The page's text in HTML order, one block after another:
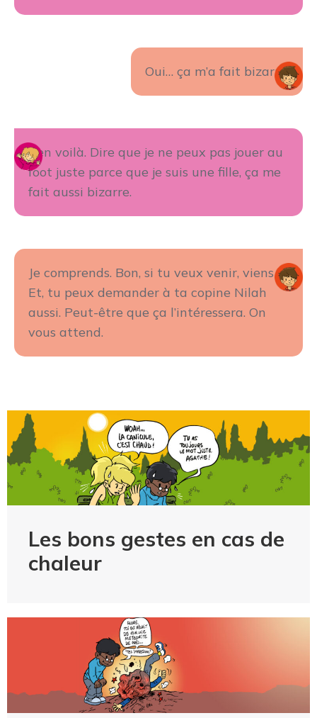
Oui… ça m’a fait bizarre.
Ben voilà. Dire que je ne peux pas jouer au
foot juste parce que je suis une fille, ça me
fait aussi bizarre.
Je comprends. Bon, si tu veux venir, viens !
Et, tu peux demander à ta copine Nilah
aussi. Peut-être que ça l’intéressera. On
vous attend.
Les bons gestes en cas de
chaleur